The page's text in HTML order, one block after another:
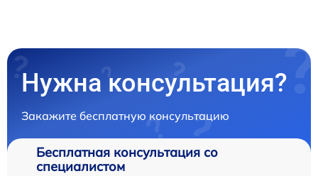
Нужна консультация?
Закажите бесплатную консультацию
Бесплатная консультация со
специалистом